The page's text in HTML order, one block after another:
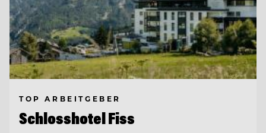
TOP ARBEITGEBER
Schlosshotel Fiss